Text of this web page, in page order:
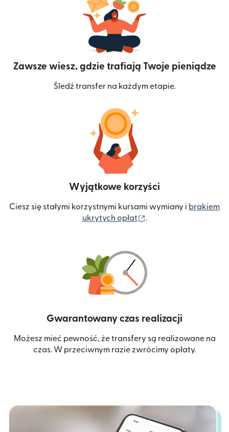
Zawsze wiesz, gdzie trafiają Twoje pieniądze
Śledź transfer na każdym etapie.
Wyjątkowe korzyści
Ciesz się stałymi korzystnymi kursami wymiany i brakiem
ukrytych opłat
.
Gwarantowany czas realizacji
Możesz mieć pewność, że transfery są realizowane na
czas. W przeciwnym razie zwrócimy opłaty.